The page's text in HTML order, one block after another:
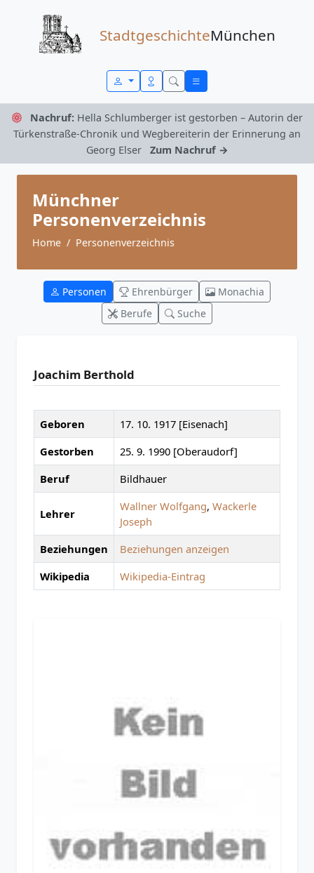
StadtgeschichteMünchen
Nachruf: Hella Schlumberger ist gestorben – Autorin der
Türkenstraße-Chronik und Wegbereiterin der Erinnerung an
Georg Elser
Zum Nachruf →
Münchner
Personenverzeichnis
Home Personenverzeichnis
Personen Ehrenbürger
Monachia
Berufe
Suche
Joachim Berthold
Geboren
17. 10. 1917 [Eisenach]
Gestorben
25. 9. 1990 [Oberaudorf]
Beruf
Bildhauer
Lehrer
Wallner Wolfgang, Wackerle
Joseph
Beziehungen
Beziehungen anzeigen
Wikipedia
Wikipedia-Eintrag